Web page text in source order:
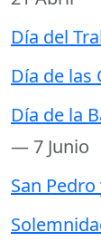
Día del
Día de las
Día de la
— 7 Junio
San Pedro